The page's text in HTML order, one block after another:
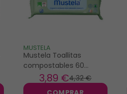
MUSTELA
Mustela Toallitas
compostables 60
unidades
4,32 €
3,89 €